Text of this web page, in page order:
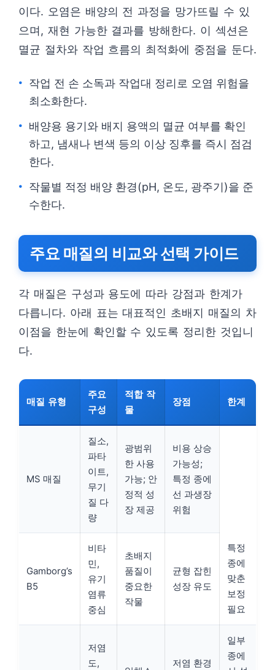
이다. 오염은 배양의 전 과정을 망가뜨릴 수 있
으며, 재현 가능한 결과를 방해한다. 이 섹션은
멸균 절차와 작업 흐름의 최적화에 중점을 둔다.
작업 전 손 소독과 작업대 정리로 오염 위험을
최소화한다.
배양용 용기와 배지 용액의 멸균 여부를 확인
하고, 냄새나 변색 등의 이상 징후를 즉시 점검
한다.
작물별 적정 배양 환경(pH, 온도, 광주기)을 준
수한다.
주요 매질의 비교와 선택 가이드
각 매질은 구성과 용도에 따라 강점과 한계가
다릅니다. 아래 표는 대표적인 초배지 매질의 차
이점을 한눈에 확인할 수 있도록 정리한 것입니
다.
매질 유형
주요
구성
적합 작
물
장점 한계
MS 매질
질소,
파타
이트,
무기
질 다
량
광범위
한 사용
가능; 안
정적 성
장 제공
비용 상승
가능성;
특정 종에
선 과생장
위험
Gamborg’s
B5
비타
민,
유기
염류
중심
초배지
품질이
중요한
작물
균형 잡힌
성장 유도
특정
종에
맞춘
보정
필요
저염
도,
저염 환경
일부
종에